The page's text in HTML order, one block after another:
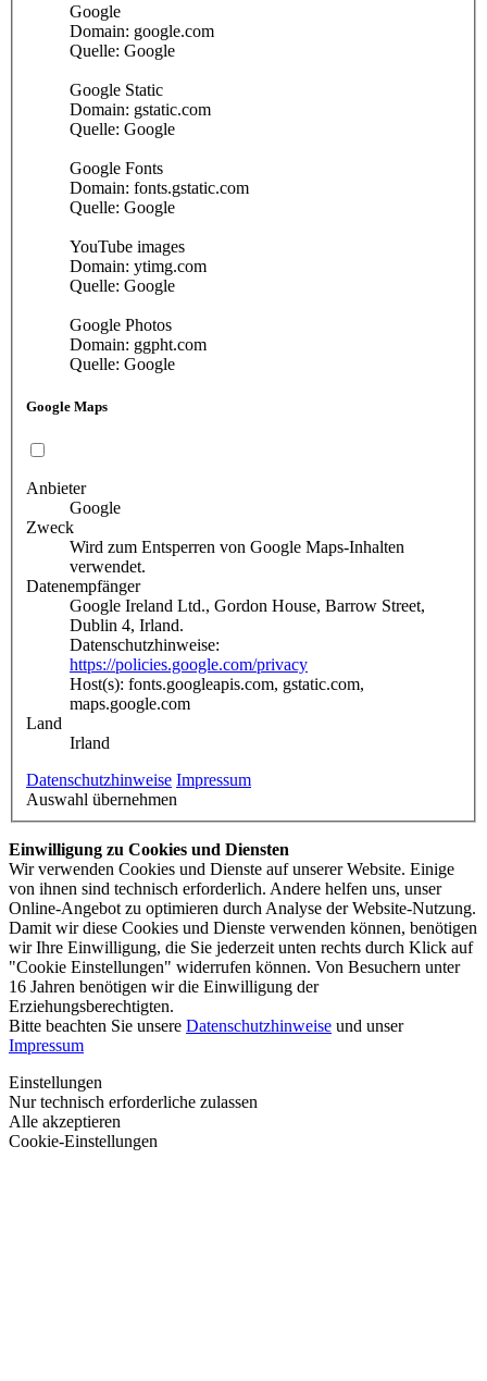
Google
Domain: google.com
Quelle: Google
Google Static
Domain: gstatic.com
Quelle: Google
Google Fonts
Domain: fonts.gstatic.com
Quelle: Google
YouTube images
Domain: ytimg.com
Quelle: Google
Google Photos
Domain: ggpht.com
Quelle: Google
Google Maps
Anbieter
Google
Zweck
Wird zum Entsperren von Google Maps-Inhalten
verwendet.
Datenempfänger
Google Ireland Ltd., Gordon House, Barrow Street,
Dublin 4, Irland.
Datenschutzhinweise:
https://policies.google.com/privacy
Host(s): fonts.googleapis.com, gstatic.com,
maps.google.com
Land
Irland
Datenschutzhinweise Impressum
Auswahl übernehmen
Einwilligung zu Cookies und Diensten
Wir verwenden Cookies und Dienste auf unserer Website. Einige
von ihnen sind technisch erforderlich. Andere helfen uns, unser
Online-Angebot zu optimieren durch Analyse der Website-Nutzung.
Damit wir diese Cookies und Dienste verwenden können, benötigen
wir Ihre Einwilligung, die Sie jederzeit unten rechts durch Klick auf
"Cookie Einstellungen" widerrufen können. Von Besuchern unter
16 Jahren benötigen wir die Einwilligung der
Erziehungsberechtigten.
Bitte beachten Sie unsere Datenschutzhinweise und unser
Impressum
Einstellungen
Nur technisch erforderliche zulassen
Alle akzeptieren
Cookie-Einstellungen